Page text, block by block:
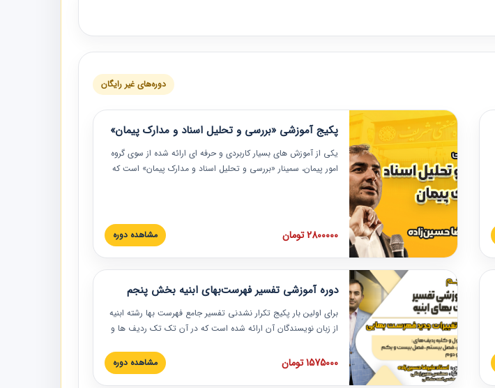
دوره‌های غیر رایگان
پکیج آموزشی «بررسی و تحلیل اسناد و مدارک پیمان»
یکی از آموزش‏‏‏‏‏‏ های بسیار کاربردی و حرفه‏ ای ارائه شده از سوی گروه
امور پیمان، سمینار «بررسی و تحلیل اسناد و مدارک پیمان» است که
عملی در این خصوص ارائه شده است.
2800000 تومان مشاهده دوره
دوره آموزشی تفسیر فهرست‌بهای ابنیه بخش پنجم
برای اولین بار پکیج تکرار نشدنی تفسیر جامع فهرست بها رشته ابنیه
از زبان نویسندگان آن ارائه شده است که در آن تک تک ردیف ها و
تصویری بوده و به همراه تصاویر عملیات اجرایی مرتبط با ردیف های
فهرست بها ارائه شده است. این دوره با کلام مهندس
1575000 تومان مشاهده دوره